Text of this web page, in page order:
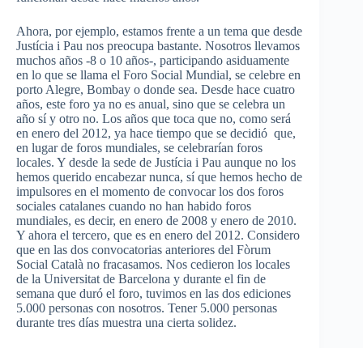
Ahora, por ejemplo, estamos frente a un tema que desde
Justícia i Pau nos preocupa bastante. Nosotros llevamos
muchos años -8 o 10 años-, participando asiduamente
en lo que se llama el Foro Social Mundial, se celebre en
porto Alegre, Bombay o donde sea. Desde hace cuatro
años, este foro ya no es anual, sino que se celebra un
año sí y otro no. Los años que toca que no, como será
en enero del 2012, ya hace tiempo que se decidió que,
en lugar de foros mundiales, se celebrarían foros
locales. Y desde la sede de Justícia i Pau aunque no los
hemos querido encabezar nunca, sí que hemos hecho de
impulsores en el momento de convocar los dos foros
sociales catalanes cuando no han habido foros
mundiales, es decir, en enero de 2008 y enero de 2010.
Y ahora el tercero, que es en enero del 2012. Considero
que en las dos convocatorias anteriores del Fòrum
Social Català no fracasamos. Nos cedieron los locales
de la Universitat de Barcelona y durante el fin de
semana que duró el foro, tuvimos en las dos ediciones
5.000 personas con nosotros. Tener 5.000 personas
durante tres días muestra una cierta solidez.